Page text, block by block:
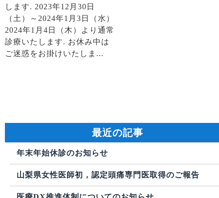
します. 2023年12月30日
（土）～2024年1月3日（水）
2024年1月4日（木）より通常
診療いたします. お休み中は
ご迷惑をお掛けいたしま...
最近の記事
年末年始休診のお知らせ
山梨県女性医師初，認定頭痛専門医取得のご報告